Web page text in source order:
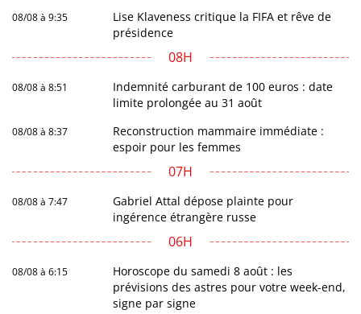
08/08 à 9:35
Lise Klaveness critique la FIFA et rêve de
présidence
08H
08/08 à 8:51
Indemnité carburant de 100 euros : date
limite prolongée au 31 août
08/08 à 8:37
Reconstruction mammaire immédiate :
espoir pour les femmes
07H
08/08 à 7:47
Gabriel Attal dépose plainte pour
ingérence étrangère russe
06H
08/08 à 6:15
Horoscope du samedi 8 août : les
prévisions des astres pour votre week-end,
signe par signe